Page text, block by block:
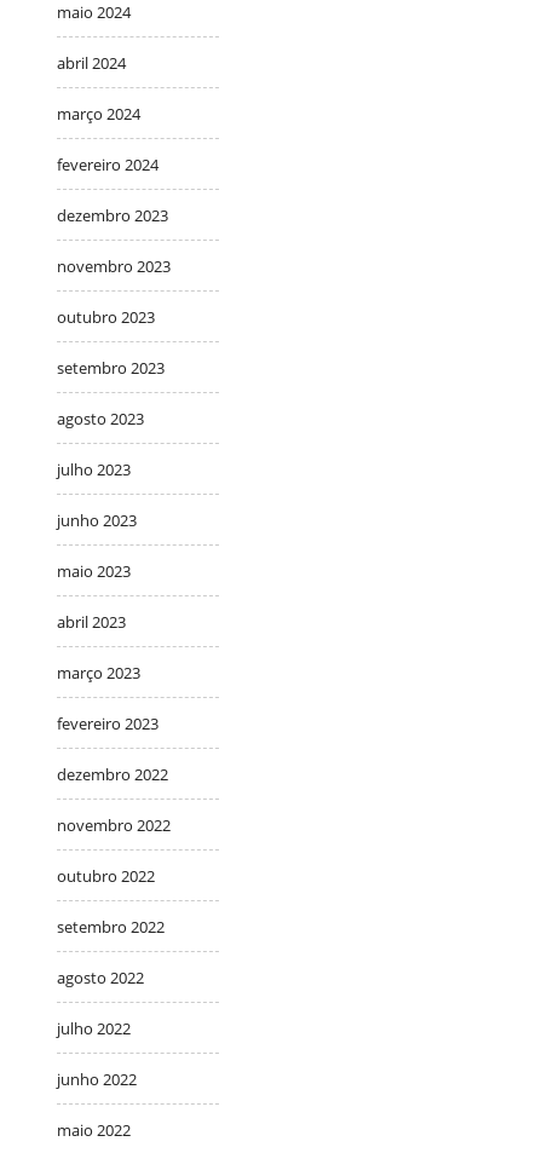
maio 2024
abril 2024
março 2024
fevereiro 2024
dezembro 2023
novembro 2023
outubro 2023
setembro 2023
agosto 2023
julho 2023
junho 2023
maio 2023
abril 2023
março 2023
fevereiro 2023
dezembro 2022
novembro 2022
outubro 2022
setembro 2022
agosto 2022
julho 2022
junho 2022
maio 2022